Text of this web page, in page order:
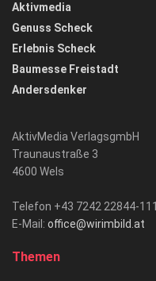
Aktivmedia
Genuss Scheck
Erlebnis Scheck
Baumesse Freistadt
Andersdenker
AktivMedia VerlagsgmbH
Traunaustraße 3
4600 Wels
Telefon +43 7242 22844-111
E-Mail: office@wirimbild.at
Themen